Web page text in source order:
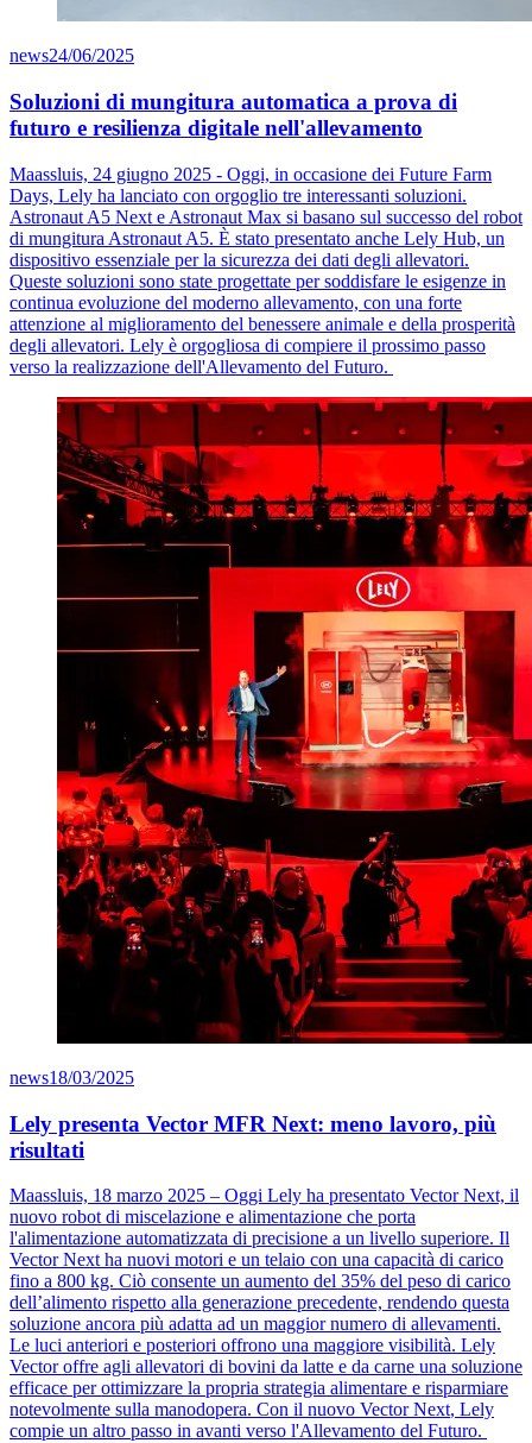
news24/06/2025
Soluzioni di mungitura automatica a prova di
futuro e resilienza digitale nell'allevamento
Maassluis, 24 giugno 2025 - Oggi, in occasione dei Future Farm
Days, Lely ha lanciato con orgoglio tre interessanti soluzioni.
Astronaut A5 Next e Astronaut Max si basano sul successo del robot
di mungitura Astronaut A5. È stato presentato anche Lely Hub, un
dispositivo essenziale per la sicurezza dei dati degli allevatori.
Queste soluzioni sono state progettate per soddisfare le esigenze in
continua evoluzione del moderno allevamento, con una forte
attenzione al miglioramento del benessere animale e della prosperità
degli allevatori. Lely è orgogliosa di compiere il prossimo passo
verso la realizzazione dell'Allevamento del Futuro.
news18/03/2025
Lely presenta Vector MFR Next: meno lavoro, più
risultati
Maassluis, 18 marzo 2025 – Oggi Lely ha presentato VectorNext, il
nuovo robot di miscelazione e alimentazione che porta
l'alimentazione automatizzata di precisione a un livello superiore. Il
VectorNext ha nuovi motori e un telaio con una capacità di carico
fino a 800 kg. Ciò consente un aumento del 35% del peso di carico
dell’alimento rispetto alla generazione precedente, rendendo questa
soluzione ancora più adatta ad un maggior numero di allevamenti.
Le luci anteriori e posteriori offrono una maggiore visibilità. Lely
Vectoroffre agli allevatori di bovini da latte e da carne una soluzione
efficace per ottimizzare la propria strategia alimentare e risparmiare
notevolmente sulla manodopera. Con il nuovo VectorNext, Lely
compie un altro passo in avanti verso l'Allevamento del Futuro.